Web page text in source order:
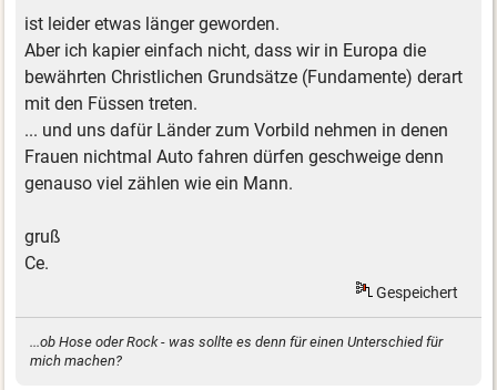
ist leider etwas länger geworden.
Aber ich kapier einfach nicht, dass wir in Europa die
bewährten Christlichen Grundsätze (Fundamente) derart
mit den Füssen treten.
... und uns dafür Länder zum Vorbild nehmen in denen
Frauen nichtmal Auto fahren dürfen geschweige denn
genauso viel zählen wie ein Mann.
gruß
Ce.
Gespeichert
...ob Hose oder Rock - was sollte es denn für einen Unterschied für
mich machen?